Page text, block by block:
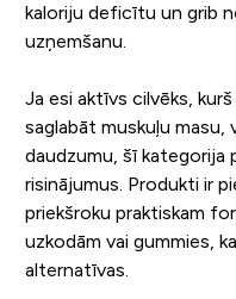
kaloriju deficītu un grib
uzņemšanu.
Ja esi aktīvs cilvēks,
saglabāt muskuļu masu,
daudzumu, šī kategorija
risinājumus. Produkti ir
priekšroku praktiskam
uzkodām vai gummies,
alternatīvas.